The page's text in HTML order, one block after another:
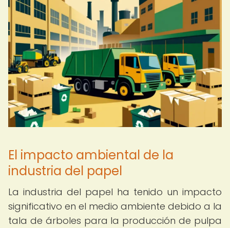
El impacto ambiental de la
industria del papel
La industria del papel ha tenido un impacto
significativo en el medio ambiente debido a la
tala de árboles para la producción de pulpa